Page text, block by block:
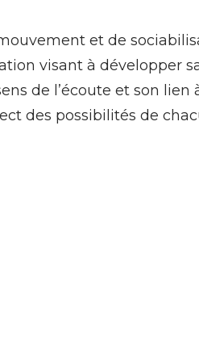
et de
visant à développer
de l’écoute et son
des possibilités de